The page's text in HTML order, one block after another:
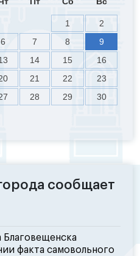
1
2
6 7 8
9
14 15
16
21 22
23
28 29
30
сообщает
факта самовольного